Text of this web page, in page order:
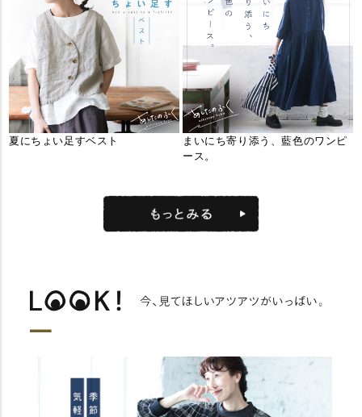
夏にちょい足すベスト
まいにち寄り添う、藍色のワンピ
ース。